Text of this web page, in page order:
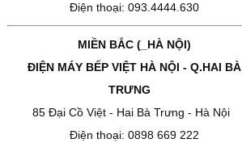
Điện thoại: 093.4444.630
MIỀN BẮC (_HÀ NỘI)
ĐIỆN MÁY BẾP VIỆT HÀ NỘI - Q.HAI BÀ
TRƯNG
85 Đại Cồ Việt - Hai Bà Trưng - Hà Nội
Điện thoại: 0898 669 222